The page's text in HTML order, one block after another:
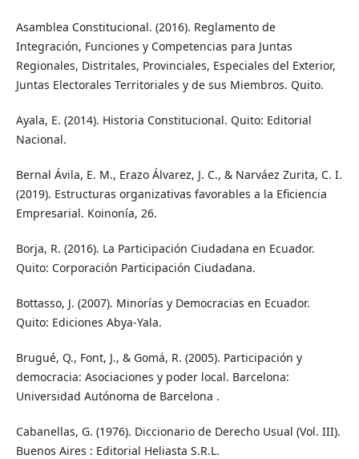
Asamblea Constitucional. (2016). Reglamento de
Integración, Funciones y Competencias para Juntas
Regionales, Distritales, Provinciales, Especiales del Exterior,
Juntas Electorales Territoriales y de sus Miembros. Quito.
Ayala, E. (2014). Historia Constitucional. Quito: Editorial
Nacional.
Bernal Ávila, E. M., Erazo Álvarez, J. C., & Narváez Zurita, C. I.
(2019). Estructuras organizativas favorables a la Eficiencia
Empresarial. Koinonía, 26.
Borja, R. (2016). La Participación Ciudadana en Ecuador.
Quito: Corporación Participación Ciudadana.
Bottasso, J. (2007). Minorías y Democracias en Ecuador.
Quito: Ediciones Abya-Yala.
Brugué, Q., Font, J., & Gomá, R. (2005). Participación y
democracia: Asociaciones y poder local. Barcelona:
Universidad Autónoma de Barcelona .
Cabanellas, G. (1976). Diccionario de Derecho Usual (Vol. III).
Buenos Aires : Editorial Heliasta S.R.L.